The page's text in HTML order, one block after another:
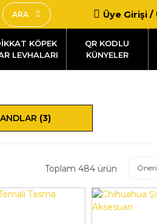
ARA Üye Girişi /
KÖPEK
LEVHALARI
QR KODLU
KÜNYELER
(3)
Toplam 484 ürün